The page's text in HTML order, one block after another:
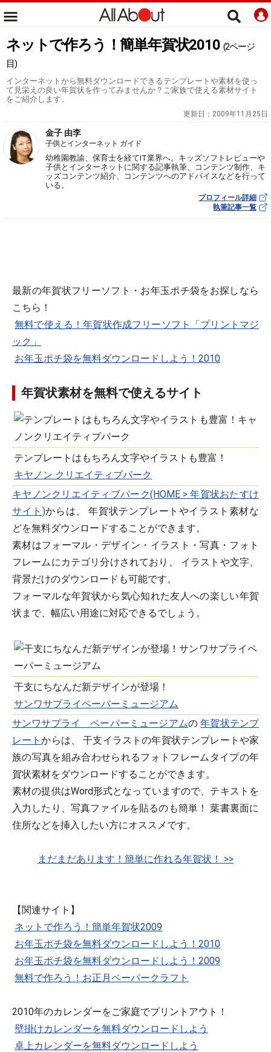
ネットで作ろう！簡単年賀状2010 (2ページ
目)
インターネットから無料ダウンロードできるテンプレートや素材を使っ
て見栄えの良い年賀状を作ってみませんか？ご家族で使える素材サイト
をご紹介します。
更新日： 2009年11月25日
金子 由李
子供とインターネット ガイド
幼稚園教諭、保育士を経てIT業界へ。キッズソフトレビューや
子供とインターネットに関する記事執筆、コンテンツ制作、キ
ッズコンテンツ紹介、コンテンツへのアドバイスなどを行って
いる。
プロフィール詳細
執筆記事一覧
最新の年賀状フリーソフト・お年玉ポチ袋をお探しなら
こちら！
無料で使える！年賀状作成フリーソフト「プリントマジ
ック」
お年玉ポチ袋を無料ダウンロードしよう！2010
年賀状素材を無料で使えるサイト
テンプレートはもちろん文字やイラストも豊富！
キヤノン クリエイティブパーク
キヤノンクリエイティブパーク(HOME > 年賀状おたすけ
サイト)からは、 年賀状テンプレートやイラスト素材な
どを無料ダウンロードすることができます。
素材はフォーマル・デザイン・イラスト・写真・フォト
フレームにカテゴリ分けされており、 イラストや文字、
背景だけのダウンロードも可能です。
フォーマルな年賀状から気心知れた友人への楽しい年賀
状まで、幅広い用途に対応できるでしょう。
干支にちなんだ新デザインが登場！
サンワサプライペーパーミュージアム
サンワサプライ ペーパーミュージアムの年賀状テンプ
レートからは、 干支イラストの年賀状テンプレートや家
族の写真を組み合わせられるフォトフレームタイプの年
賀状素材をダウンロードすることができます。
素材の提供はWord形式となっていますので、テキストを
入力したり、写真ファイルを貼るのも簡単！ 葉書裏面に
住所などを挿入したい方にオススメです。
まだまだあります！簡単に作れる年賀状！ >>
【関連サイト】
ネットで作ろう！簡単年賀状2009
お年玉ポチ袋を無料ダウンロードしよう！2010
お年玉ポチ袋を無料ダウンロードしよう！2009
無料で作ろう！お正月ペーパークラフト
2010年のカレンダーをご家庭でプリントアウト！
壁掛けカレンダーを無料ダウンロードしよう
卓上カレンダーを無料ダウンロードしよう